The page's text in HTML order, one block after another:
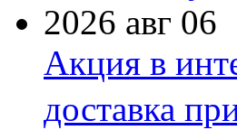
2026 авг 06
Акция в
доставка